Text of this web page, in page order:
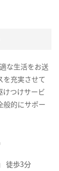
な生活をお送
を充実させて
けつけサービ
般的にサポー
」 徒歩3分